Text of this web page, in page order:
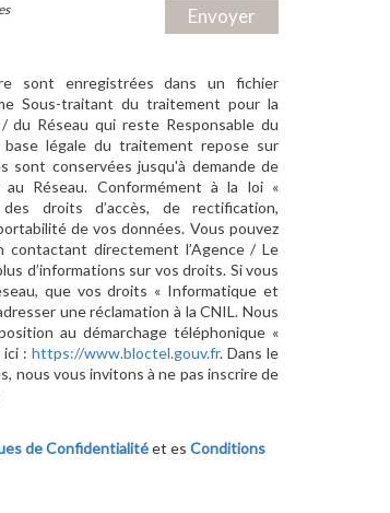
Envoyer
sont enregistrées dans un fichier
Sous-traitant du traitement pour la
Réseau qui reste Responsable du
légale du traitement repose sur
sont conservées jusqu'à demande de
Réseau. Conformément à la loi «
droits d’accès, de rectification,
de vos données. Vous pouvez
directement l’Agence / Le
d’informations sur vos droits. Si vous
que vos droits « Informatique et
une réclamation à la CNIL. Nous
au démarchage téléphonique «
ici : https://www.bloctel.gouv.fr. Dans le
nous vous invitons à ne pas inscrire de
de Confidentialitéet es Conditions